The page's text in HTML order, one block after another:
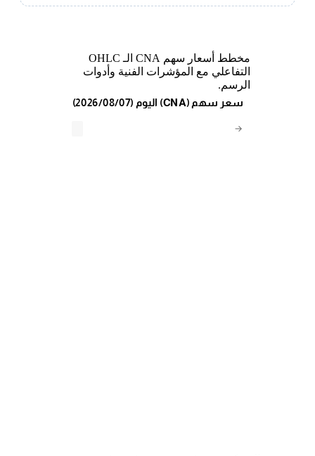
مخطط أسعار سهم CNA الـ OHLC
التفاعلي مع المؤشرات الفنية وأدوات
الرسم.
→
(2026/08/07) اليوم (CNA) سعر سهم